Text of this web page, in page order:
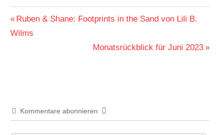
Beitragsnavigation
Vorheriger
Beitrag:
Ruben & Shane: Footprints in the Sand von Lili B.
Wilms
Nächster
Monatsrückblick für Juni 2023
Kommentare abonnieren